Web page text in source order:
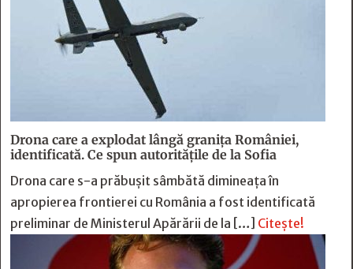
Drona care a explodat lângă granița României,
identificată. Ce spun autoritățile de la Sofia
Drona care s-a prăbușit sâmbătă dimineața în
apropierea frontierei cu România a fost identificată
preliminar de Ministerul Apărării de la […] Citește!